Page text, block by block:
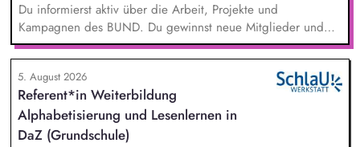
Du informierst aktiv über die Arbeit, Projekte und
Kampagnen des BUND. Du gewinnst neue Mitglieder und
stärkst damit langfristig den Umwelt- und Naturschutz. Du
beantwortest Fragen zu Umwelt-, Arten- und Klimaschutz nach
bestem Wissen und Gewissen. Du unterstützt Kampagnen
und Aktionen, beispielsweise durch das Sammeln von
Unterschriften für Petitionen.
5. August 2026
Referent*in Weiterbildung
Alphabetisierung und Lesenlernen in
DaZ (Grundschule)